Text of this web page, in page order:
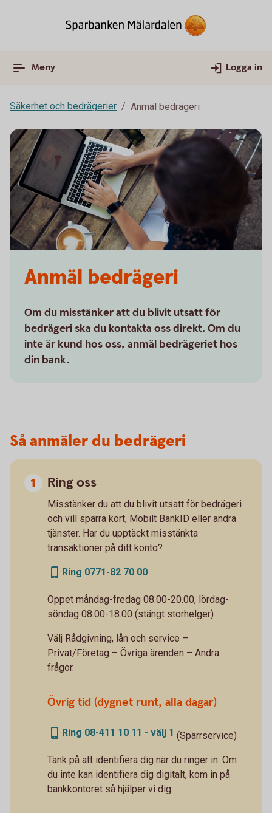
Meny Logga in
Säkerhet och bedrägerier Anmäl bedrägeri
Anmäl bedrägeri
Om du misstänker att du blivit utsatt för
bedrägeri ska du kontakta oss direkt. Om du
inte är kund hos oss, anmäl bedrägeriet hos
din bank.
Så anmäler du bedrägeri
Ring oss
Misstänker du att du blivit utsatt för bedrägeri
och vill spärra kort, Mobilt BankID eller andra
tjänster. Har du upptäckt misstänkta
transaktioner på ditt konto?
Ring 0771-82 70 00
Öppet måndag-fredag 08.00-20.00, lördag-
söndag 08.00-18.00 (stängt storhelger)
Välj Rådgivning, lån och service –
Privat/Företag – Övriga ärenden – Andra
frågor.
Övrig tid (dygnet runt, alla dagar)
Ring 08-411 10 11 - välj 1 (Spärrservice)
Tänk på att identifiera dig när du ringer in. Om
du inte kan identifiera dig digitalt, kom in på
bankkontoret så hjälper vi dig.